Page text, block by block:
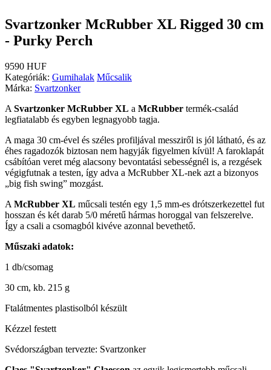
Svartzonker McRubber XL Rigged 30 cm
- Purky Perch
9590 HUF
Kategóriák: Gumihalak Műcsalik
Márka: Svartzonker
A Svartzonker McRubber XL a McRubber termék-család
legfiatalabb és egyben legnagyobb tagja.
A maga 30 cm-ével és széles profiljával messziről is jól látható, és az
éhes ragadozók biztosan nem hagyják figyelmen kívül! A faroklapát
csábítóan veret még alacsony bevontatási sebességnél is, a rezgések
végigfutnak a testen, így adva a McRubber XL-nek azt a bizonyos
„big fish swing” mozgást.
A McRubber XL műcsali testén egy 1,5 mm-es drótszerkezettel fut
hosszan és két darab 5/0 méretű hármas horoggal van felszerelve.
Így a csali a csomagból kivéve azonnal bevethető.
Műszaki adatok:
1 db/csomag
30 cm, kb. 215 g
Ftalátmentes plastisolból készült
Kézzel festett
Svédországban tervezte: Svartzonker